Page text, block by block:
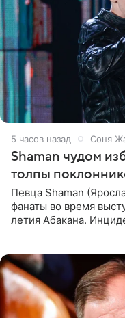
5 часов назад Соня
Shaman чудом
толпы
Певца Shaman
фанаты во время
летия Абакана.